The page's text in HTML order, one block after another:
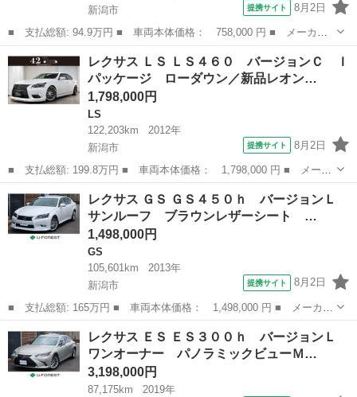
新潟市
提携サイト 8月2日
■ 支払総額: 94.9万円 ■ 車両本体価格： 758,000 円 ■ メーカー
名： レクサス ■ 車種名： ＩＳ ■ グレード名： ＩＳ３００
ｈ 禁煙車 純正ナビ バックカメラ フルセグＴＶ ＯＰクリアラ
ンスソナー Ｏ...
新潟 新潟市 IS
レクサス ＬＳ ＬＳ４６０ バージョンＣ Ｉ
パッケージ ローダウン／新品レオン…
1,798,000円
LS
122,203km
2012年
新潟市
提携サイト 8月2日
■ 支払総額: 199.8万円 ■ 車両本体価格： 1,798,000 円 ■ メーカ
ー名： レクサス ■ 車種名： ＬＳ ■ グレード名： ＬＳ４６
０ バージョンＣ Ｉパッケージ ローダウン／新品レオンハルト２
０ＡＷ／モ...
新潟 新潟市 LS
レクサス ＧＳ ＧＳ４５０ｈ バージョンＬ
サンルーフ ブラウンレザーシート …
1,498,000円
GS
105,601km
2013年
新潟市
提携サイト 8月2日
■ 支払総額: 165万円 ■ 車両本体価格： 1,498,000 円 ■ メーカー
名： レクサス ■ 車種名： ＧＳ ■ グレード名： ＧＳ４５０
ｈ バージョンＬ サンルーフ ブラウンレザーシート 後席シート
ヒーター マ...
新潟 新潟市 GS
レクサス ＥＳ ＥＳ３００ｈ バージョンＬ
ワンオーナー パノラミックビューＭ…
3,198,000円
87,175km
2019年